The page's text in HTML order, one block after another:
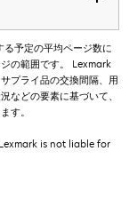
る予定の平均ページ数に
の範囲です。 Lexmark
プライ品の交換間隔、用
などの要素に基づいて、
す。
is not liable for